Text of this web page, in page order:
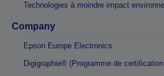
Technologies à moindre impact
Company
Epson Europe Electronics
Digigraphie® (Programme de